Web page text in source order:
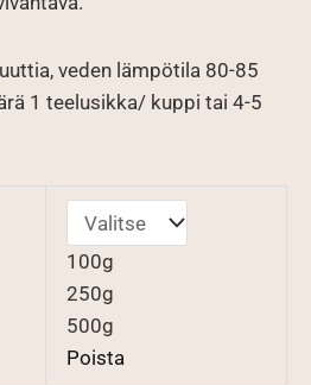
veden lämpötila 80-85
1 teelusikka/ kuppi tai 4-5
100g
250g
500g
Poista